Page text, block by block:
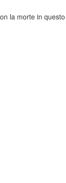
la morte in questo